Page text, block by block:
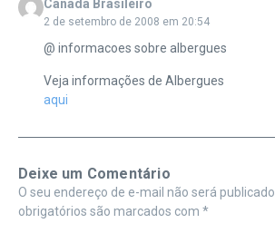
Canada Brasileiro
2 de setembro de 2008 em 20:54
@ informacoes sobre albergues
Veja informações de Albergues
aqui
Deixe um Comentário
O seu endereço de e-mail não será publicado.
obrigatórios são marcados com *